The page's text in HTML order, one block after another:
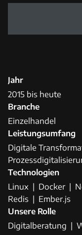
Jahr
2015 bis heute
Branche
Einzelhandel
Leistungsumfang
Digitale
Technologien
Linux
Docker
Redis
Ember.js
Unsere Rolle
Digitalberatung